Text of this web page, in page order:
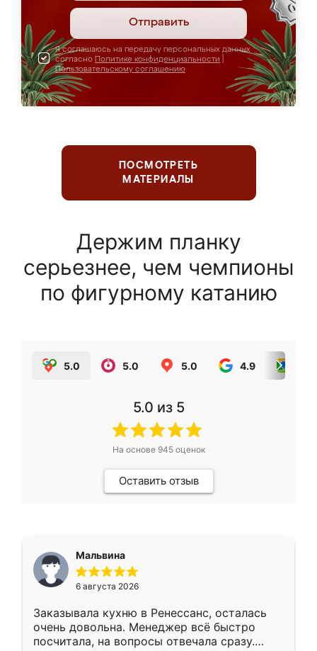
Отправить
Я соглашаюсь на передачу персональных данных
согласно Политике конфиденциальности
Пользовательскому соглашению
ПОСМОТРЕТЬ
МАТЕРИАЛЫ
Держим планку
серьезнее, чем чемпионы
по фигурному катанию
5.0 5.0 5.0 4.9
5.0 из 5
На основе 945оценок
Оставить отзыв
Мальвина
6 августа 2026
Заказывала кухню в Ренессанс, осталась
очень довольна. Менеджер всё быстро
посчитала, на вопросы отвечала сразу.